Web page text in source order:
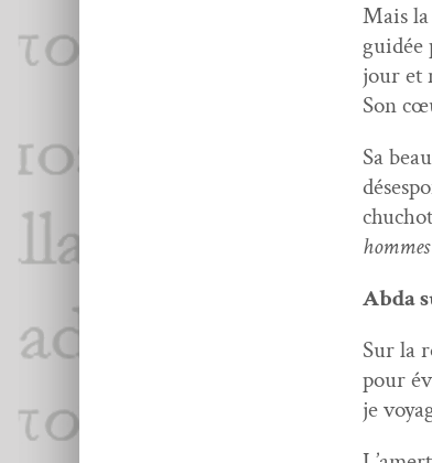
Mais
guidée
jour et
Son
Sa
Abda
Sur la
pour
je